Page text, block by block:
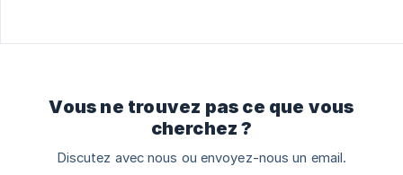
Vous ne trouvez pas ce que vous
cherchez ?
Discutez avec nous ou envoyez-nous un email.